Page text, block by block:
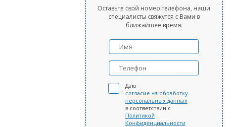
Оставьте свой номер телефона, наши
специалисты свяжутся с Вами в
ближайшее время.
Даю
согласие на обработку
персональных данных
в соответствии с
Политикой
Конфиденциальности